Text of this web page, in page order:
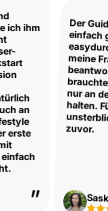
ich ihm
an
erste
Der
einfach
meine
nur an
halten.
zuvor.